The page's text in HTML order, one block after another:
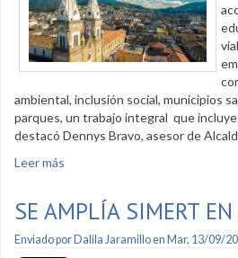
ambiental, inclusión social, municipios
parques, un trabajo integral que
destacó Dennys Bravo, asesor de
Leer más
SE AMPLÍA SIMERT
Enviado por Dalila Jaramilloen Mar, 13/09/